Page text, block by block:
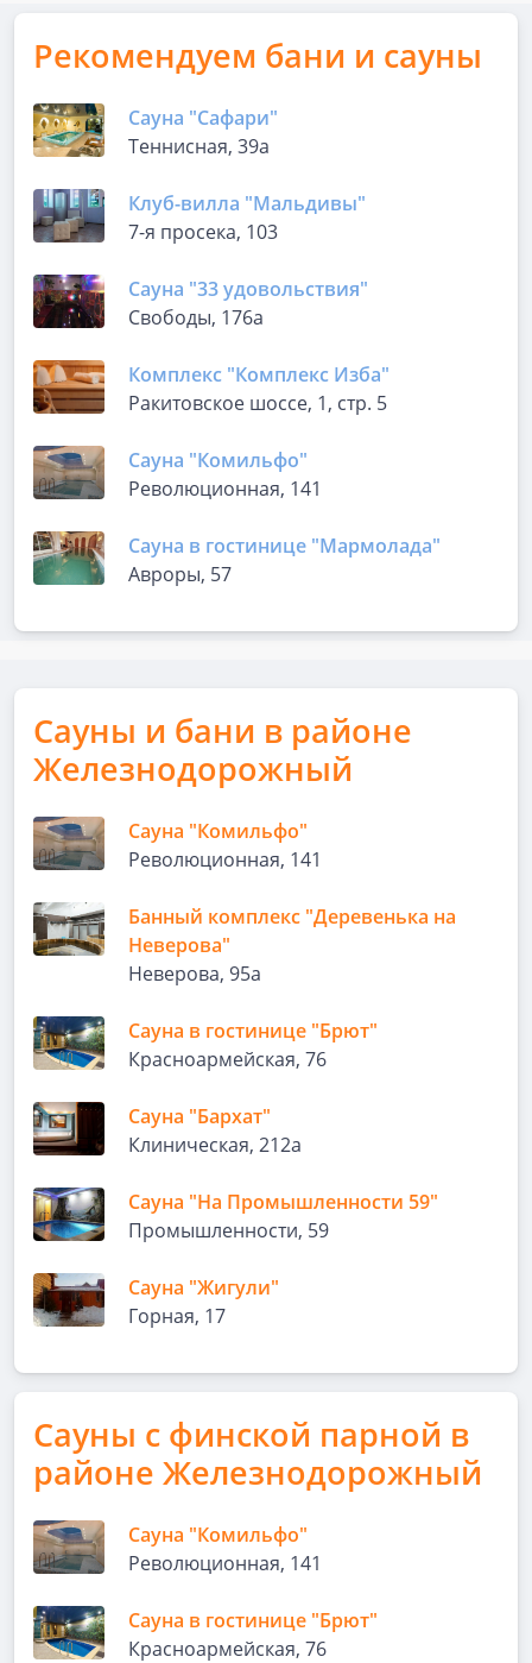
Рекомендуем бани и сауны
Сауна "Сафари"
Теннисная, 39а
Клуб-вилла "Мальдивы"
7-я просека, 103
Сауна "33 удовольствия"
Свободы, 176а
Комплекс "Комплекс Изба"
Ракитовское шоссе, 1, стр. 5
Сауна "Комильфо"
Революционная, 141
Сауна в гостинице "Мармолада"
Авроры, 57
Сауны и бани в районе
Железнодорожный
Сауна "Комильфо"
Революционная, 141
Банный комплекс "Деревенька на
Неверова"
Неверова, 95а
Сауна в гостинице "Брют"
Красноармейская, 76
Сауна "Бархат"
Клиническая, 212а
Сауна "На Промышленности 59"
Промышленности, 59
Сауна "Жигули"
Горная, 17
Сауны с финской парной в
районе Железнодорожный
Сауна "Комильфо"
Революционная, 141
Сауна в гостинице "Брют"
Красноармейская, 76